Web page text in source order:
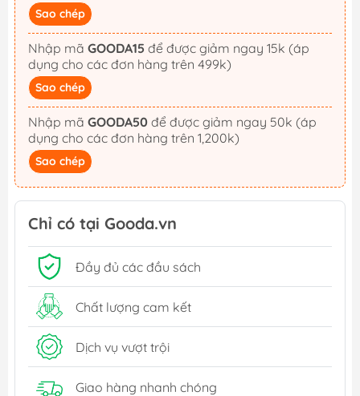
Sao chép
Nhập mã GOODA15
dụng cho các đơn hàng trên 499k)
Sao chép
Nhập mã GOODA50
dụng cho các đơn hàng trên 1,200k)
Sao chép
Chỉ có tại Gooda.vn
Đầy đủ các đầu sách
Chất lượng cam kết
Dịch vụ vượt trội
Giao hàng nhanh chóng